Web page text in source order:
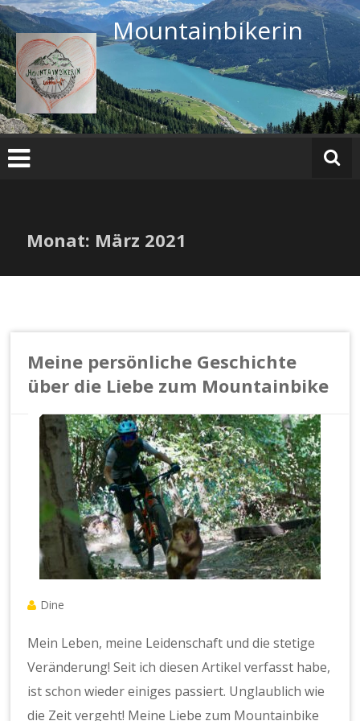
Zum
Inhalt
springen
Mountainbikerin
Monat: März 2021
Meine persönliche Geschichte
über die Liebe zum Mountainbike
Dine
Mein Leben, meine Leidenschaft und die stetige
Veränderung! Seit ich diesen Artikel verfasst habe,
ist schon wieder einiges passiert. Unglaublich wie
die Zeit vergeht! Meine Liebe zum Mountainbike